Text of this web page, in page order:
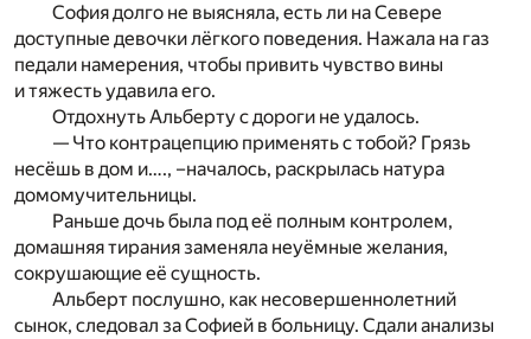
София долго не выясняла, есть ли на Севере
доступные девочки лёгкого поведения. Нажала на газ
педали намерения, чтобы привить чувство вины
и тяжесть удавила его.
Отдохнуть Альберту с дороги не удалось.
— Что контрацепцию применять с тобой? Грязь
несёшь в дом и…., –началось, раскрылась натура
домомучительницы.
Раньше дочь была под её полным контролем,
домашняя тирания заменяла неуёмные желания,
сокрушающие её сущность.
Альберт послушно, как несовершеннолетний
сынок, следовал за Софией в больницу. Сдали анализы